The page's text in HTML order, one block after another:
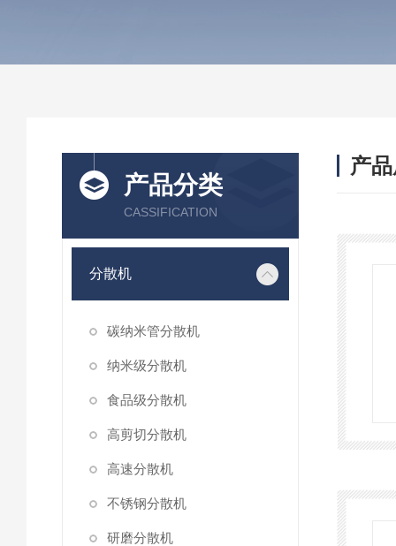
产品分类
CASSIFICATION
分散机
碳纳米管分散机
纳米级分散机
食品级分散机
高剪切分散机
高速分散机
不锈钢分散机
研磨分散机
产